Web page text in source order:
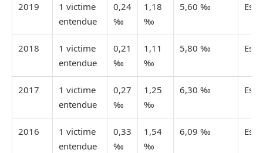
2019
1 victime
entendue
0,24
‰
1,18
‰
5,60 ‰
2018
1 victime
entendue
0,21
‰
1,11
‰
5,80 ‰
2017
1 victime
entendue
0,27
‰
1,25
‰
6,30 ‰
2016
1 victime
entendue
0,33
‰
1,54
‰
6,09 ‰